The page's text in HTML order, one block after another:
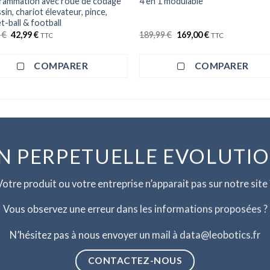
chariot élevateur, pince,
ball & football
€ Le
prix
49,99 €.
42,99€Le
42,99 €.
TTC
COMPARER
189,99€ Le
189,99 €.
169,00€Le
169,00 €.
TTC
COMPARER
PERPETUELLE
produit ou votre entreprise n’apparait pas sur notre site
Vous observez une erreur dans les informations proposées ?
N’hésitez pas à nous envoyer un mail à data@leobotics.fr
CONTACTEZ-NOUS